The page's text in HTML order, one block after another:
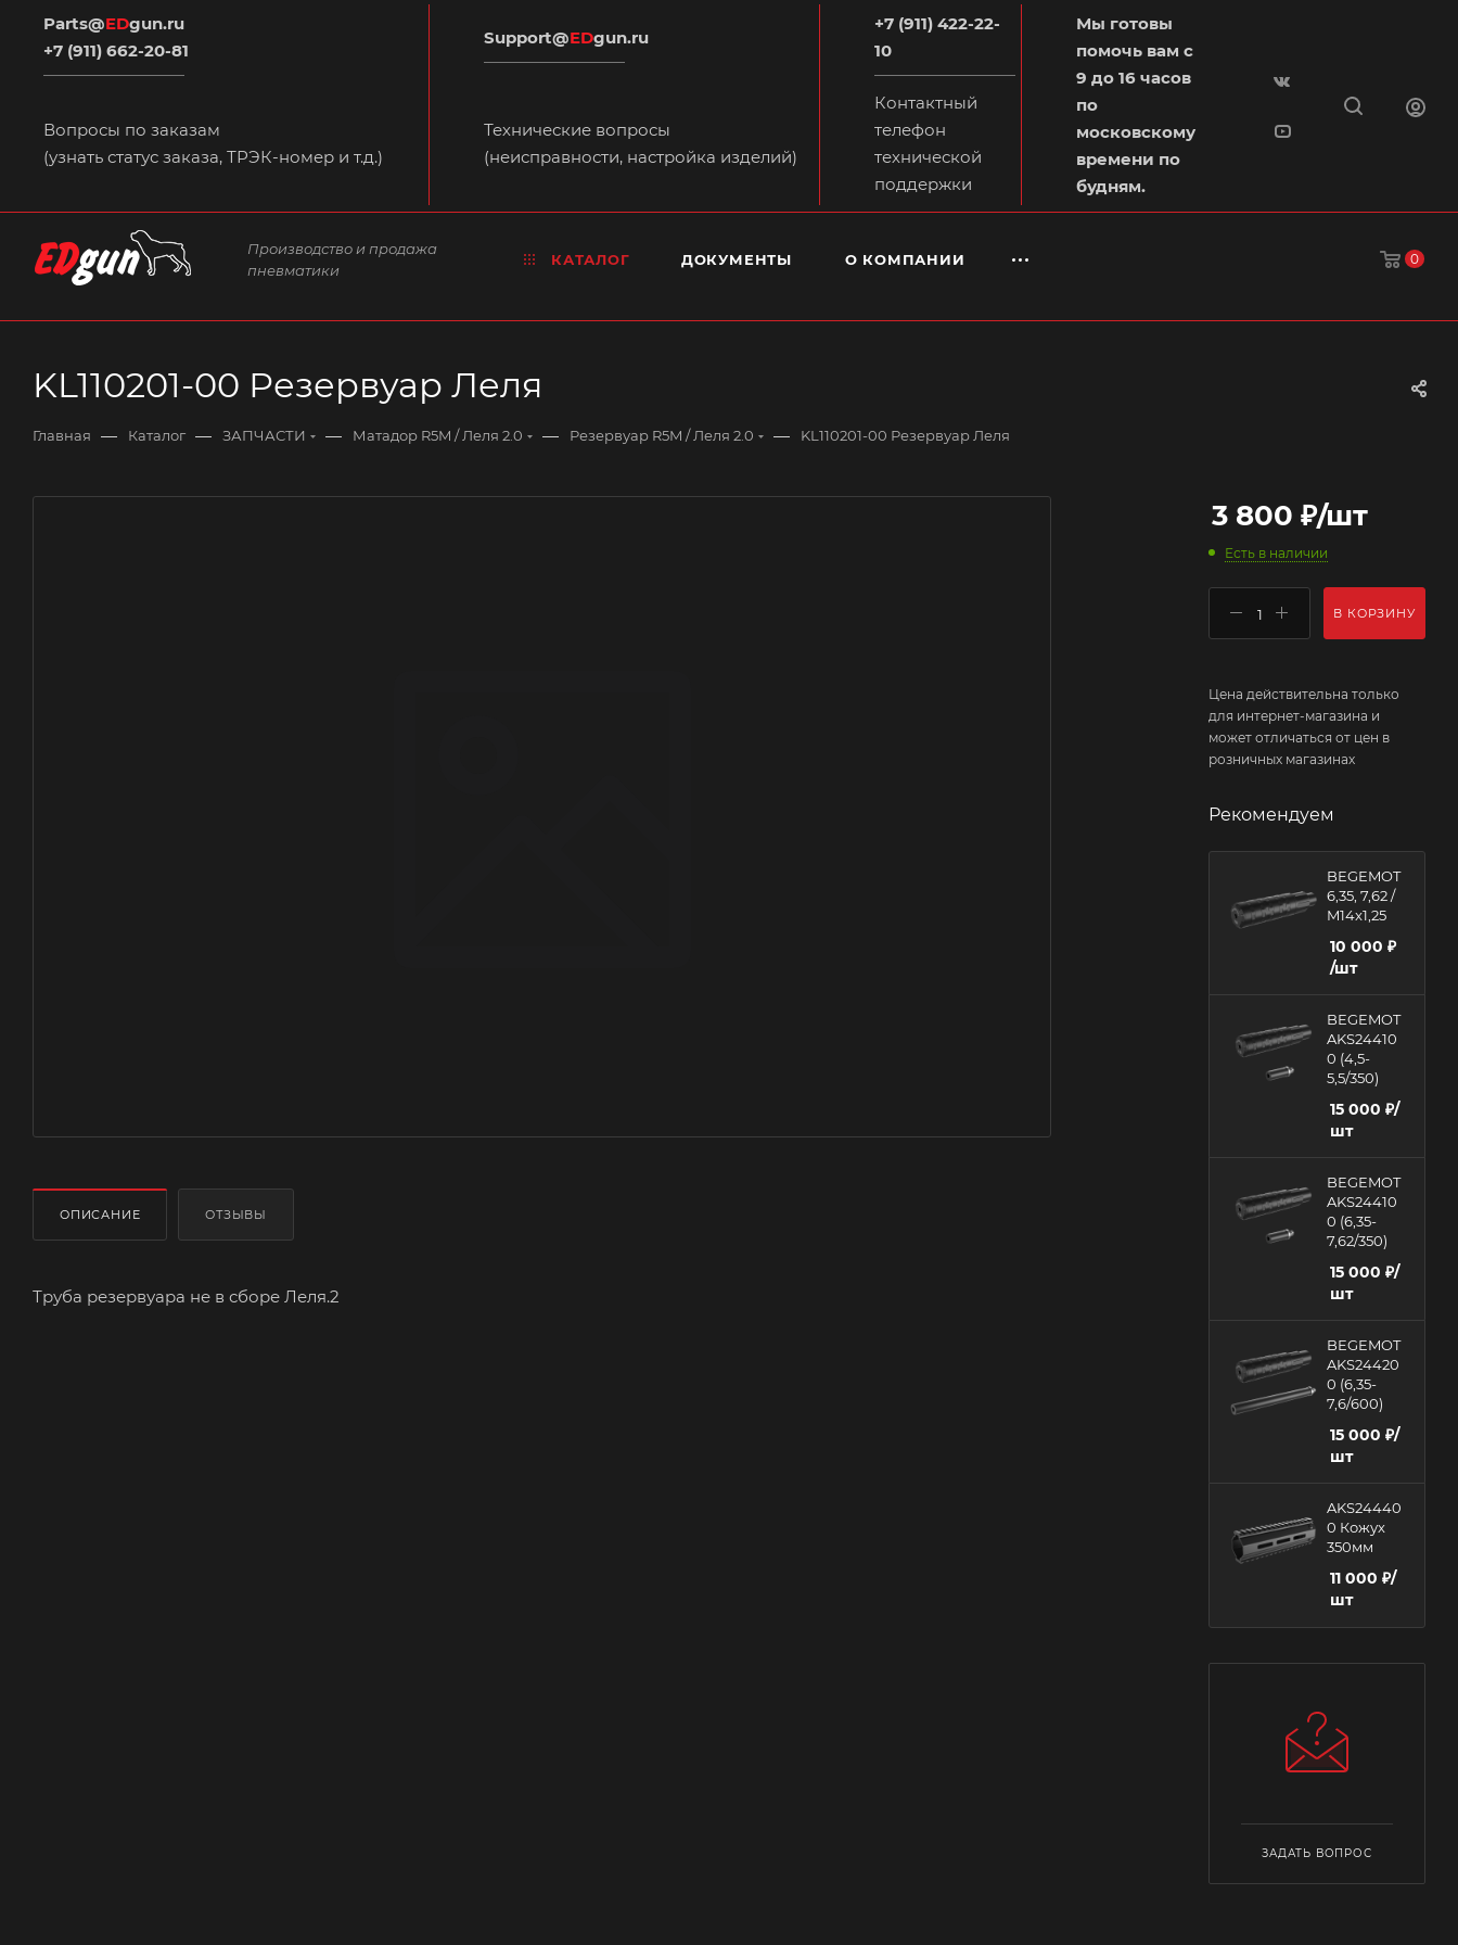
Parts@EDgun.ru
+7 (911) 662-20-81
Support@EDgun.ru
+7 (911) 422-22-
10
Мы готовы
помочь вам с
9 до 16 часов
по
московскому
времени по
будням.
Вопросы по заказам
(узнать статус заказа, ТРЭК-номер и т.д.)
Технические вопросы
(неисправности, настройка изделий)
Контактный
телефон
технической
поддержки
Производство и продажа
пневматики
0
КАТАЛОГ ДОКУМЕНТЫ О КОМПАНИИ
KL110201-00 Резервуар Леля
Главная — Каталог — ЗАПЧАСТИ — Матадор R5M / Леля 2.0 — Резервуар R5M / Леля 2.0 — KL110201-00 Резервуар Леля
ОПИСАНИЕ ОТЗЫВЫ
Труба резервуара не в сборе Леля.2
3 800 ₽/шт
Есть в наличии
В КОРЗИНУ
Цена действительна только
для интернет-магазина и
может отличаться от цен в
розничных магазинах
Рекомендуем
BEGEMOT
6,35, 7,62 /
M14x1,25
10 000 ₽
/шт
BEGEMOT
AKS24410
0 (4,5-
5,5/350)
15 000 ₽/
шт
BEGEMOT
AKS24410
0 (6,35-
7,62/350)
15 000 ₽/
шт
BEGEMOT
AKS24420
0 (6,35-
7,6/600)
15 000 ₽/
шт
AKS24440
0 Кожух
350мм
11 000 ₽/
шт
ЗАДАТЬ ВОПРОС